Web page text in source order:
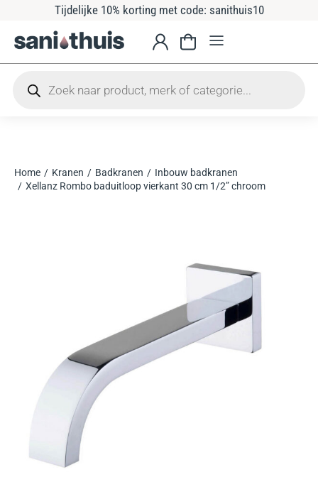
Tijdelijke 10% korting met code: sanithuis10
Je bent hier:
Home Kranen Badkranen
Inbouw badkranen
Xellanz Rombo baduitloop vierkant 30 cm 1/2” chroom